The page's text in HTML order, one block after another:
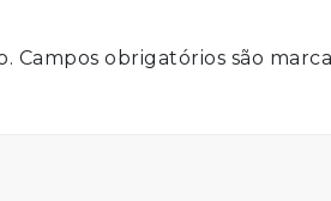
Campos obrigatórios são